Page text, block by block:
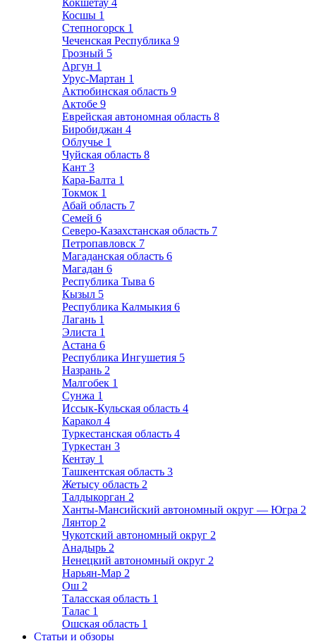
Кокшетау 4
Косшы 1
Степногорск 1
Чеченская Республика 9
Грозный 5
Аргун 1
Урус-Мартан 1
Актюбинская область 9
Актобе 9
Еврейская автономная область 8
Биробиджан 4
Облучье 1
Чуйская область 8
Кант 3
Кара-Балта 1
Токмок 1
Абай область 7
Семей 6
Северо-Казахстанская область 7
Петропавловск 7
Магаданская область 6
Магадан 6
Республика Тыва 6
Кызыл 5
Республика Калмыкия 6
Лагань 1
Элиста 1
Астана 6
Республика Ингушетия 5
Назрань 2
Малгобек 1
Сунжа 1
Иссык-Кульская область 4
Каракол 4
Туркестанская область 4
Туркестан 3
Кентау 1
Ташкентская область 3
Жетысу область 2
Талдыкорган 2
Ханты-Мансийский автономный округ — Югра 2
Лянтор 2
Чукотский автономный округ 2
Анадырь 2
Ненецкий автономный округ 2
Нарьян-Мар 2
Ош 2
Таласская область 1
Талас 1
Ошская область 1
Статьи и обзоры